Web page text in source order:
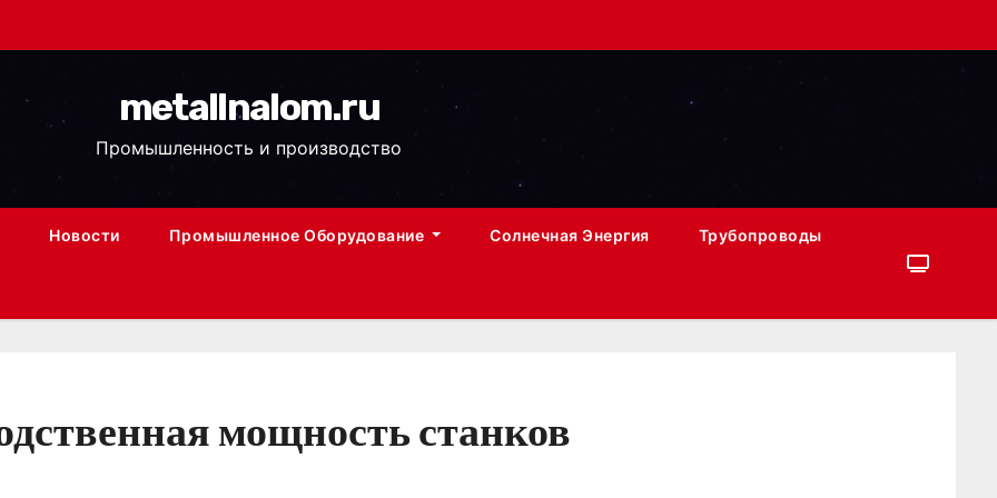
metallnalom.ru
Промышленность и производство
Новости Промышленное Оборудование Солнечная Энергия Трубопроводы
мощность станков